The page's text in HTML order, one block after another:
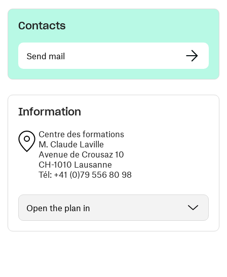
Contacts
Send mail
Information
Centre des formations
M. Claude Laville
Avenue de Crousaz 10
CH-1010 Lausanne
Tél: +41 (0)79 556 80 98
Open the plan in